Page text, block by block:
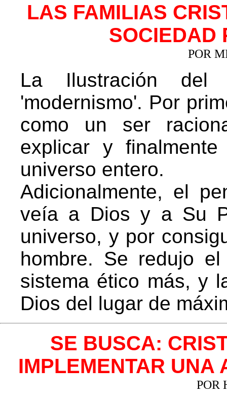
LAS FAMILIAS
SOCIEDAD
POR
La Ilustración
'modernismo'. Por
como un ser
explicar y
universo entero.
Adicionalmente, el
veía a Dios y a Su
universo, y por
hombre. Se redujo
sistema ético más, y
Dios del lugar de
SE BUSCA:
IMPLEMENTAR UNA
POR